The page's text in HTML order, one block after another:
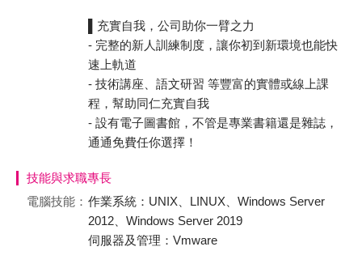
▌充實自我，公司助你一臂之力
- 完整的新人訓練制度，讓你初到新環境也能快
速上軌道
- 技術講座、語文研習 等豐富的實體或線上課
程，幫助同仁充實自我
- 設有電子圖書館，不管是專業書籍還是雜誌，
通通免費任你選擇！
技能與求職專長
電腦技能： 作業系統：UNIX、LINUX、Windows Server
2012、Windows Server 2019
伺服器及管理：Vmware